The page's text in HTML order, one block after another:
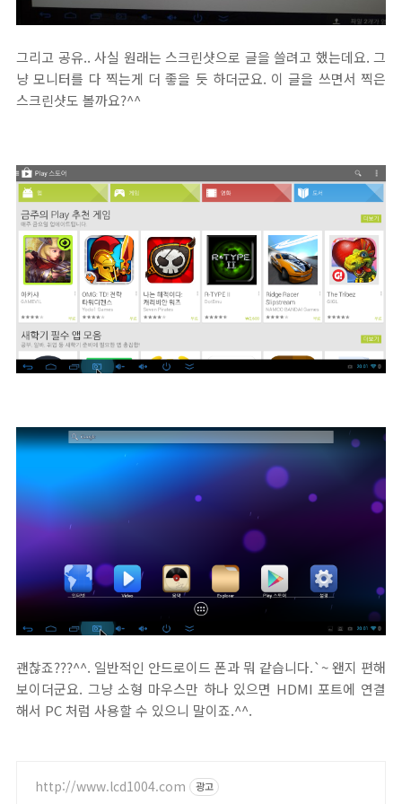
그리고 공유.. 사실 원래는 스크린샷으로 글을 쓸려고 했는데요. 그
냥 모니터를 다 찍는게 더 좋을 듯 하더군요. 이 글을 쓰면서 찍은
스크린샷도 볼까요?^^
괜찮죠???^^. 일반적인 안드로이드 폰과 뭐 같습니다.`~ 왠지 편해
보이더군요. 그냥 소형 마우스만 하나 있으면 HDMI 포트에 연결
해서 PC 처럼 사용할 수 있으니 말이죠.^^.
http://www.lcd1004.com 광고